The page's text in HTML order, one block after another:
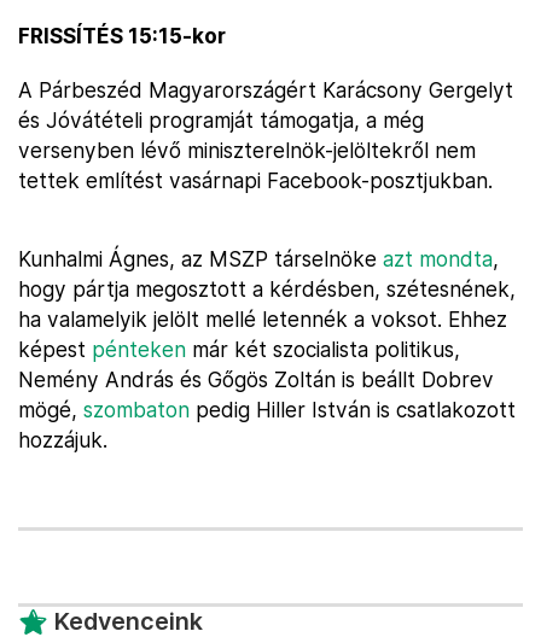
FRISSÍTÉS 15:15-kor
A Párbeszéd Magyarországért Karácsony Gergelyt
és Jóvátételi programját támogatja, a még
versenyben lévő miniszterelnök-jelöltekről nem
tettek említést vasárnapi Facebook-posztjukban.
Kunhalmi Ágnes, az MSZP társelnöke azt mondta,
hogy pártja megosztott a kérdésben, szétesnének,
ha valamelyik jelölt mellé letennék a voksot. Ehhez
képest pénteken már két szocialista politikus,
Nemény András és Gőgös Zoltán is beállt Dobrev
mögé, szombaton pedig Hiller István is csatlakozott
hozzájuk.
Kedvenceink